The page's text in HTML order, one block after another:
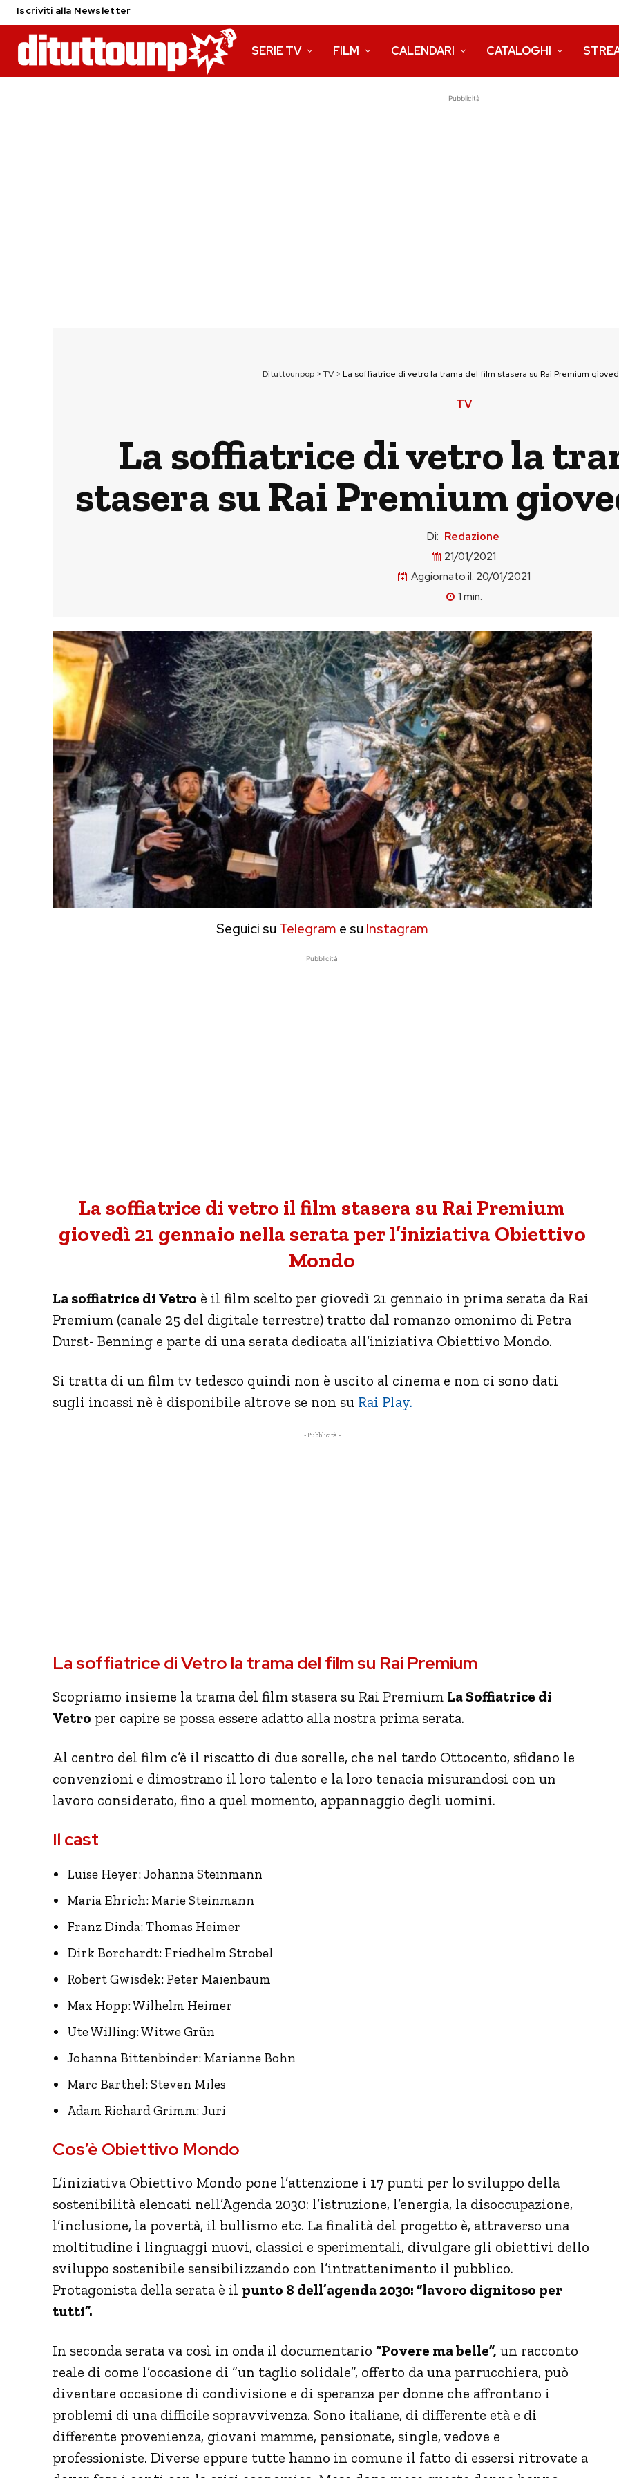
Iscriviti alla Newsletter
SERIE TV FILM CALENDARI CATALOGHI
Pubblicità
Dituttounpop > TV > La soffiatrice di vetro la trama del film stasera su Rai Premium
TV
La soffiatrice di vetro la
stasera su Rai Premium
Di: Redazione
21/01/2021
Aggiornato il: 20/01/2021
1 min.
Seguici su Telegram e su Instagram
Pubblicità
La soffiatrice di vetro il film stasera su Rai Premium
giovedì 21 gennaio nella serata per l’iniziativa Obiettivo
Mondo
La soffiatrice di Vetro è il film scelto per giovedì 21 gennaio in prima serata da Rai
Premium (canale 25 del digitale terrestre) tratto dal romanzo omonimo di Petra
Durst- Benning e parte di una serata dedicata all’iniziativa Obiettivo Mondo.
Si tratta di un film tv tedesco quindi non è uscito al cinema e non ci sono dati
sugli incassi nè è disponibile altrove se non su Rai Play.
- Pubblicità -
La soffiatrice di Vetro la trama del film su Rai Premium
Scopriamo insieme la trama del film stasera su Rai Premium La Soffiatrice di
Vetro per capire se possa essere adatto alla nostra prima serata.
Al centro del film c’è il riscatto di due sorelle, che nel tardo Ottocento, sfidano le
convenzioni e dimostrano il loro talento e la loro tenacia misurandosi con un
lavoro considerato, fino a quel momento, appannaggio degli uomini.
Il cast
Luise Heyer: Johanna Steinmann
Maria Ehrich: Marie Steinmann
Franz Dinda: Thomas Heimer
Dirk Borchardt: Friedhelm Strobel
Robert Gwisdek: Peter Maienbaum
Max Hopp: Wilhelm Heimer
Ute Willing: Witwe Grün
Johanna Bittenbinder: Marianne Bohn
Marc Barthel: Steven Miles
Adam Richard Grimm: Juri
Cos’è Obiettivo Mondo
L’iniziativa Obiettivo Mondo pone l’attenzione i 17 punti per lo sviluppo della
sostenibilità elencati nell’Agenda 2030: l’istruzione, l’energia, la disoccupazione,
l’inclusione, la povertà, il bullismo etc. La finalità del progetto è, attraverso una
moltitudine i linguaggi nuovi, classici e sperimentali, divulgare gli obiettivi dello
sviluppo sostenibile sensibilizzando con l’intrattenimento il pubblico.
Protagonista della serata è il punto 8 dell’agenda 2030: “lavoro dignitoso per
tutti”.
In seconda serata va così in onda il documentario “Povere ma belle”, un racconto
reale di come l’occasione di “un taglio solidale”, offerto da una parrucchiera, può
diventare occasione di condivisione e di speranza per donne che affrontano i
problemi di una difficile sopravvivenza. Sono italiane, di differente età e di
differente provenienza, giovani mamme, pensionate, single, vedove e
professioniste. Diverse eppure tutte hanno in comune il fatto di essersi ritrovate a